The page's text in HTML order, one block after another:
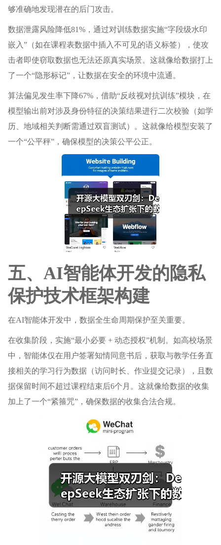
够准确地发现潜在的后门攻击。
数据泄露风险降低81%，通过对训练数据实施“字段级水印
嵌入”（如在课程表数据中插入不可见的语义标签），使攻
击者即使窃取数据也无法还原真实场景。这就像给数据打上
了一个“隐形标记”，让数据在安全的环境中流通。
算法偏见发生率下降67%，借助“反歧视对抗训练”模块，在
模型输出前对涉及身份特征的决策结果进行二次校验（如学
历、地域相关判断需通过双盲测试）。这就像给模型安装了
一个“公平秤”，确保模型的决策公平公正。
五、AI智能体开发的隐私
保护技术框架构建
在AI智能体开发中，数据全生命周期保护至关重要。
在收集阶段，实施“最小必要 + 动态授权”机制。如高校场景
中，智能体仅在用户签署知情同意书后，获取与教学任务直
接相关的学习行为数据（访问时长、作业提交记录），且数
据保留时间不超过课程结束后6个月。这就像给数据的收集
加上了一个“紧箍咒”，确保数据的收集合法合规。